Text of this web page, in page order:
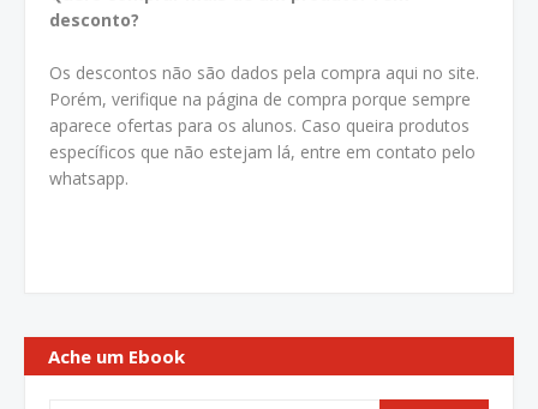
desconto?
Os descontos não são dados pela compra aqui no site.
Porém, verifique na página de compra porque sempre
aparece ofertas para os alunos. Caso queira produtos
específicos que não estejam lá, entre em contato pelo
whatsapp.
Ache um Ebook